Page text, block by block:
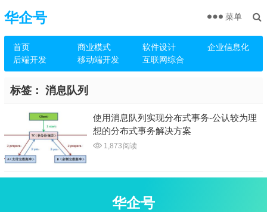
华企号
首页 商业模式 软件设计
企业信息化
后端开发
移动端开发 互联网综合
菜单
标签： 消息队列
使用消息队列实现分布式事务-公认较为理
想的分布式事务解决方案
1,873 阅读
华企号